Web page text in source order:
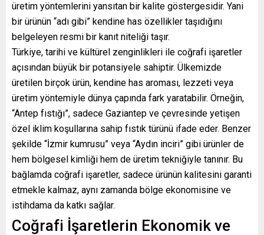
üretim yöntemlerini yansıtan bir kalite göstergesidir. Yani
bir ürünün “adı gibi” kendine has özellikler taşıdığını
belgeleyen resmi bir kanıt niteliği taşır.
Türkiye, tarihi ve kültürel zenginlikleri ile coğrafi işaretler
açısından büyük bir potansiyele sahiptir. Ülkemizde
üretilen birçok ürün, kendine has aroması, lezzeti veya
üretim yöntemiyle dünya çapında fark yaratabilir. Örneğin,
“Antep fıstığı”, sadece Gaziantep ve çevresinde yetişen
özel iklim koşullarına sahip fıstık türünü ifade eder. Benzer
şekilde “İzmir kumrusu” veya “Aydın inciri” gibi ürünler de
hem bölgesel kimliği hem de üretim tekniğiyle tanınır. Bu
bağlamda coğrafi işaretler, sadece ürünün kalitesini garanti
etmekle kalmaz, aynı zamanda bölge ekonomisine ve
istihdama da katkı sağlar.
Coğrafi İşaretlerin Ekonomik ve